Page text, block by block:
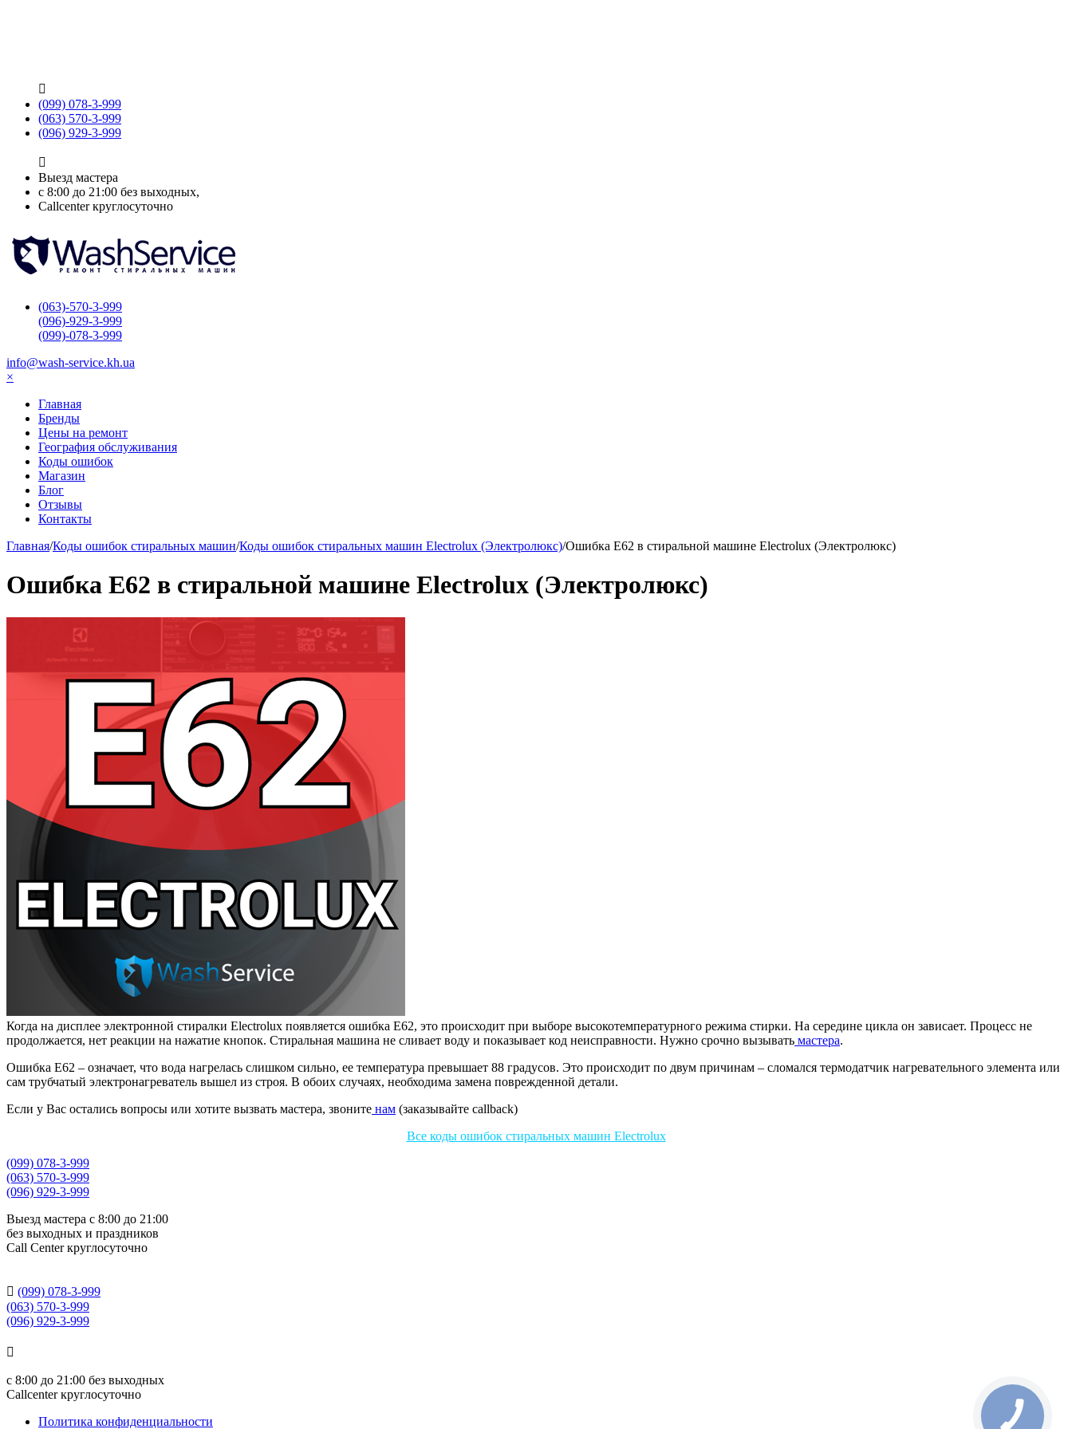

(099) 078-3-999
(063) 570-3-999
(096) 929-3-999

Выезд мастера
с 8:00 до 21:00 без выходных,
Callcenter круглосуточно
(063)-570-3-999
(096)-929-3-999
(099)-078-3-999
info@wash-service.kh.ua
×
Главная
Бренды
Цены на ремонт
География обслуживания
Коды ошибок
Магазин
Блог
Отзывы
Контакты
Главная/Коды ошибок стиральных машин/Коды ошибок стиральных машин Electrolux (Электролюкс)/Ошибка Е62 в стиральной машине Electrolux (Электролюкс)
Ошибка Е62 в стиральной машине Electrolux (Электролюкс)
Когда на дисплее электронной стиралки Electrolux появляется ошибка Е62, это происходит при выборе высокотемпературного режима стирки. На середине цикла он зависает. Процесс не
продолжается, нет реакции на нажатие кнопок. Стиральная машина не сливает воду и показывает код неисправности. Нужно срочно вызывать мастера.
Ошибка Е62 – означает, что вода нагрелась слишком сильно, ее температура превышает 88 градусов. Это происходит по двум причинам – сломался термодатчик нагревательного элемента или
сам трубчатый электронагреватель вышел из строя. В обоих случаях, необходима замена поврежденной детали.
Если у Вас остались вопросы или хотите вызвать мастера, звоните нам (заказывайте callback)
Все коды ошибок стиральных машин Electrolux
(099) 078-3-999
(063) 570-3-999
(096) 929-3-999
Выезд мастера с 8:00 до 21:00
без выходных и праздников
Сall Сenter круглосуточно
 (099) 078-3-999
(063) 570-3-999
(096) 929-3-999

с 8:00 до 21:00 без выходных
Callcenter круглосуточно
Политика конфиденциальности